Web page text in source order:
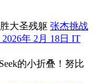
张杰挑战
2026年 2月 18日 IT